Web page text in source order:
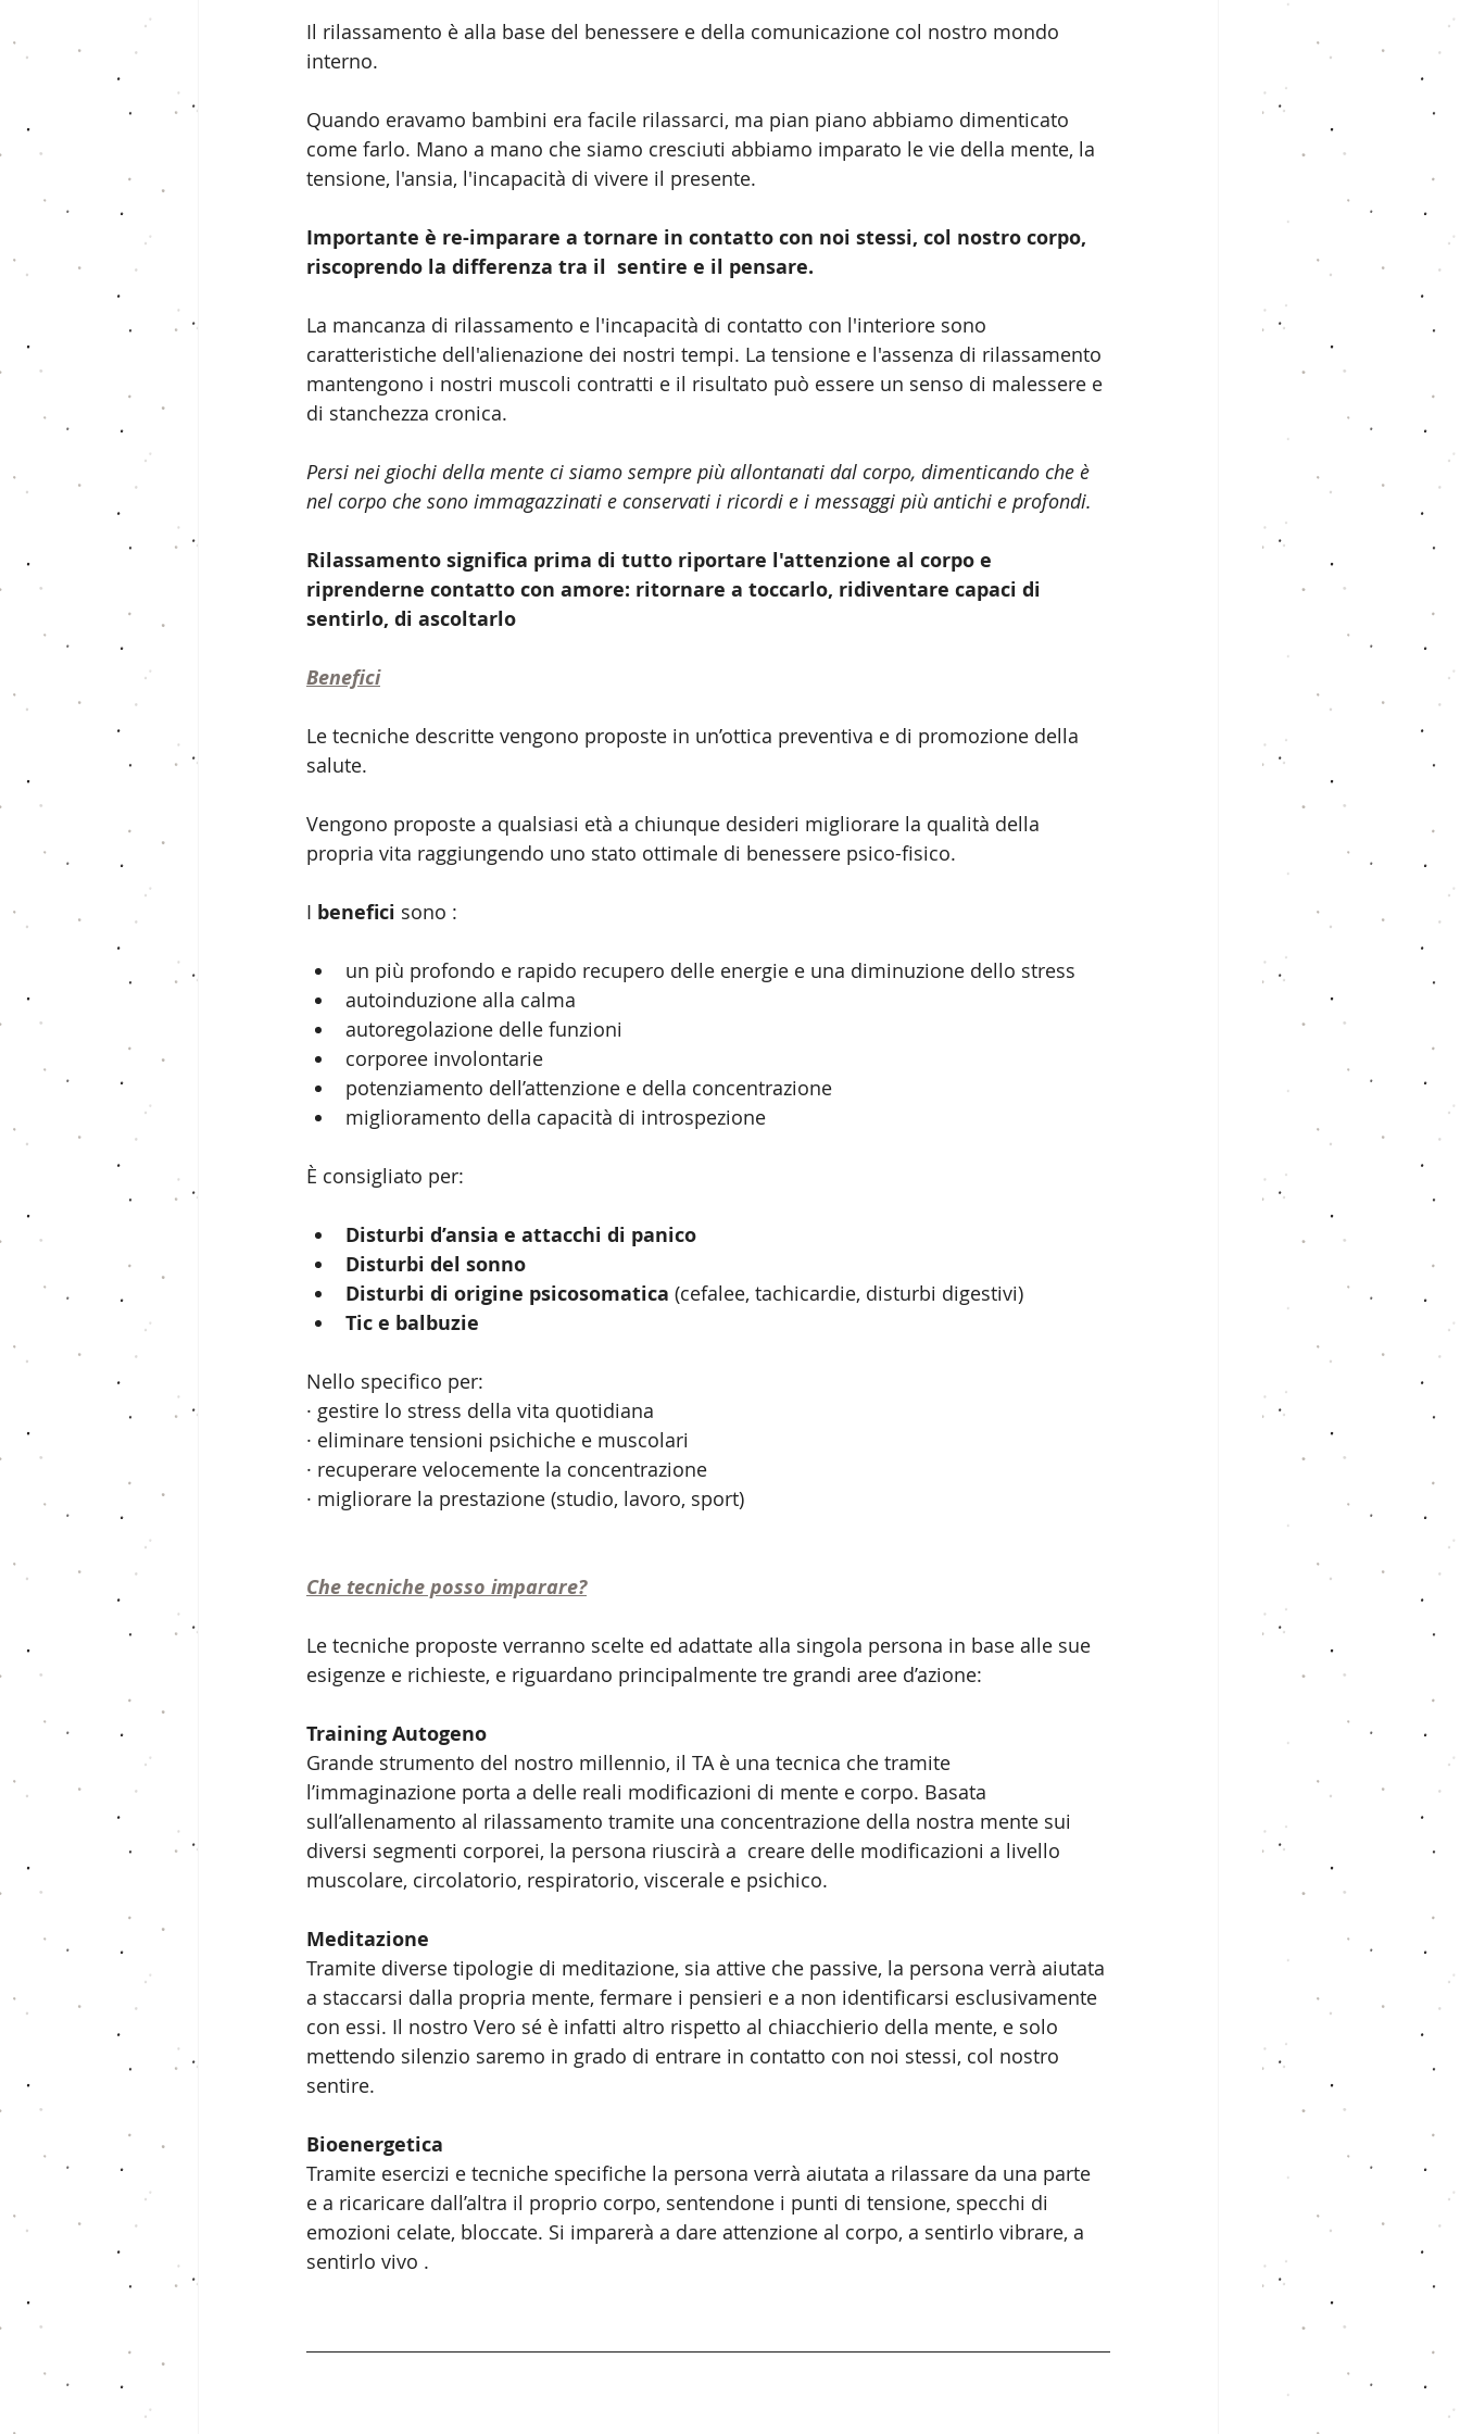
Il rilassamento è alla base del benessere e della comunicazione col nostro mondo
interno.
Quando eravamo bambini era facile rilassarci, ma pian piano abbiamo dimenticato
come farlo. Mano a mano che siamo cresciuti abbiamo imparato le vie della mente, la
tensione, l'ansia, l'incapacità di vivere il presente.
Importante è re-imparare a tornare in contatto con noi stessi, col nostro corpo,
riscoprendo la differenza tra il  sentire e il pensare.
La mancanza di rilassamento e l'incapacità di contatto con l'interiore sono
caratteristiche dell'alienazione dei nostri tempi. La tensione e l'assenza di rilassamento
mantengono i nostri muscoli contratti e il risultato può essere un senso di malessere e
di stanchezza cronica.
Persi nei giochi della mente ci siamo sempre più allontanati dal corpo, dimenticando che è
nel corpo che sono immagazzinati e conservati i ricordi e i messaggi più antichi e profondi.
Rilassamento significa prima di tutto riportare l'attenzione al corpo e
riprenderne contatto con amore: ritornare a toccarlo, ridiventare capaci di
sentirlo, di ascoltarlo
Benefici
Le tecniche descritte vengono proposte in un’ottica preventiva e di promozione della
salute.
Vengono proposte a qualsiasi età a chiunque desideri migliorare la qualità della
propria vita raggiungendo uno stato ottimale di benessere psico-fisico.
I benefici sono :
un più profondo e rapido recupero delle energie e una diminuzione dello stress
autoinduzione alla calma
autoregolazione delle funzioni
corporee involontarie
potenziamento dell’attenzione e della concentrazione
miglioramento della capacità di introspezione
È consigliato per:
Disturbi d’ansia e attacchi di panico
Disturbi del sonno
Disturbi di origine psicosomatica (cefalee, tachicardie, disturbi digestivi)
Tic e balbuzie
Nello specifico per:
· gestire lo stress della vita quotidiana
· eliminare tensioni psichiche e muscolari
· recuperare velocemente la concentrazione
· migliorare la prestazione (studio, lavoro, sport)
Che tecniche posso imparare?
Le tecniche proposte verranno scelte ed adattate alla singola persona in base alle sue
esigenze e richieste, e riguardano principalmente tre grandi aree d’azione:
Training Autogeno
Grande strumento del nostro millennio, il TA è una tecnica che tramite
l’immaginazione porta a delle reali modificazioni di mente e corpo. Basata
sull’allenamento al rilassamento tramite una concentrazione della nostra mente sui
diversi segmenti corporei, la persona riuscirà a  creare delle modificazioni a livello
muscolare, circolatorio, respiratorio, viscerale e psichico.
Meditazione
Tramite diverse tipologie di meditazione, sia attive che passive, la persona verrà aiutata
a staccarsi dalla propria mente, fermare i pensieri e a non identificarsi esclusivamente
con essi. Il nostro Vero sé è infatti altro rispetto al chiacchierio della mente, e solo
mettendo silenzio saremo in grado di entrare in contatto con noi stessi, col nostro
sentire.
Bioenergetica
Tramite esercizi e tecniche specifiche la persona verrà aiutata a rilassare da una parte
e a ricaricare dall’altra il proprio corpo, sentendone i punti di tensione, specchi di
emozioni celate, bloccate. Si imparerà a dare attenzione al corpo, a sentirlo vibrare, a
sentirlo vivo .